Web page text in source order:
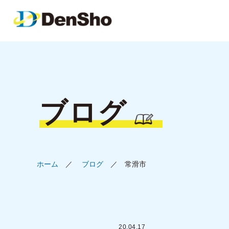
ブログ
ホーム ブログ 常滑市
20.04.17